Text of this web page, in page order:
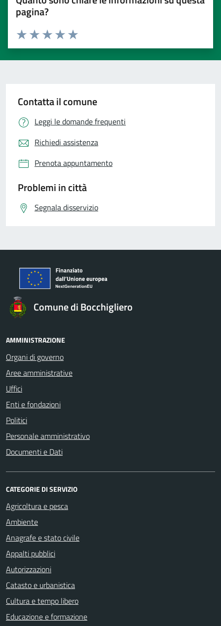
pagina?
Valuta 5 stelle su 5
Valuta 4 stelle su 5
Valuta 3 stelle su 5
Valuta 2 stelle su 5
Valuta 1 stelle su 5
Contatta il comune
Leggi le domande frequenti
Richiedi assistenza
Prenota appuntamento
Problemi in città
Segnala disservizio
Comune di Bocchigliero
AMMINISTRAZIONE
Organi di governo
Aree amministrative
Uffici
Enti e fondazioni
Politici
Personale amministrativo
Documenti e Dati
CATEGORIE DI SERVIZIO
Agricoltura e pesca
Ambiente
Anagrafe e stato civile
Appalti pubblici
Autorizzazioni
Catasto e urbanistica
Cultura e tempo libero
Educazione e formazione